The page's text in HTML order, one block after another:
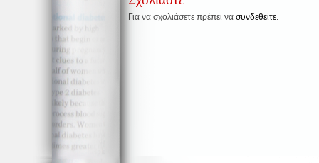
Για να σχολιάσετε πρέπει να συνδεθείτε